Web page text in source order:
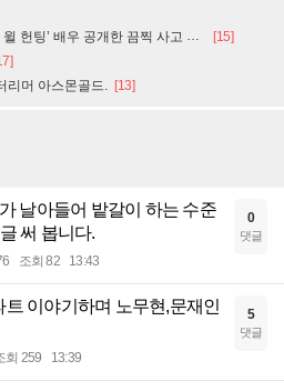
팅’ 배우 공개한 끔찍 사고 현장 [15]
리머 아스몬골드. [13]
날아들어 밭갈이 하는 수준
써 봅니다.
조회 82 13:43
0
댓글
트 이야기하며 노무현,문재인
회 259 13:39
5
댓글